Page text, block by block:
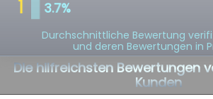
Durchschnittliche Bewertung
und deren Bewertungen in
Die hilfreichsten Bewertungen
Kunden